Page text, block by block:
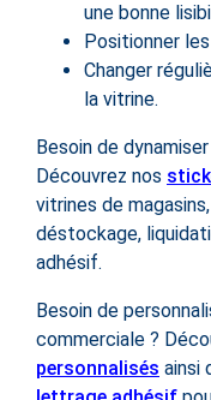
une bonne
Positionner
Changer
la vitrine.
Besoin de
Découvrez nos
vitrines de
déstockage,
adhésif.
Besoin de
commerciale ?
personnalisés ainsi